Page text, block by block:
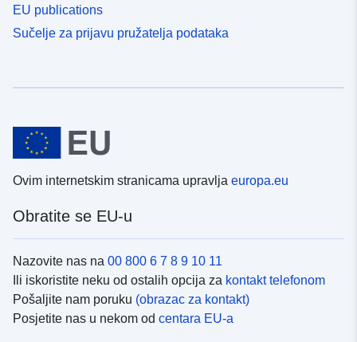
EU publications
Sučelje za prijavu pružatelja podataka
Ovim internetskim stranicama upravlja europa.eu
Obratite se EU-u
Nazovite nas na 00 800 6 7 8 9 10 11
Ili iskoristite neku od ostalih opcija za kontakt telefonom
Pošaljite nam poruku (obrazac za kontakt)
Posjetite nas u nekom od centara EU-a